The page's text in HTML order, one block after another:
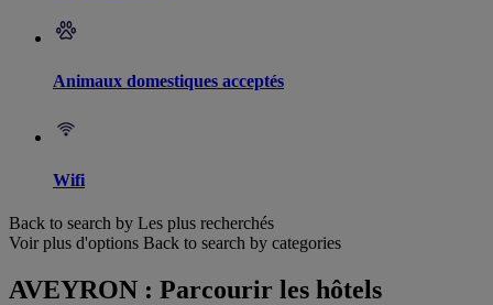
Animaux domestiques acceptés
Wifi
Back to search by Les plus recherchés
Voir plus d'options Back to search by categories
AVEYRON : Parcourir les hôtels